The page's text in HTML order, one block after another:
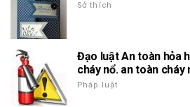
Sở thích
Đạo luật An toàn hỏa
cháy nổ. an toàn cháy
Pháp luật